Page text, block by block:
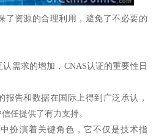
了资源的合理利用，避免了不必要的
需求的增加，CNAS认证的重要性日
告和数据在国际上得到广泛承认，
任提供了有力支持。
扮演着关键角色，它不仅是技术指